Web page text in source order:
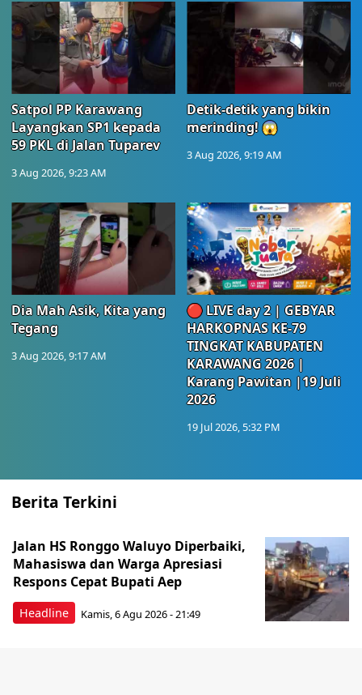
Satpol PP Karawang
Layangkan SP1 kepada
59 PKL di Jalan Tuparev
3 Aug 2026, 9:23 AM
Detik-detik yang bikin
merinding! 😱
3 Aug 2026, 9:19 AM
Dia Mah Asik, Kita yang
Tegang
3 Aug 2026, 9:17 AM
🔴 LIVE day 2 | GEBYAR
HARKOPNAS KE-79
TINGKAT KABUPATEN
KARAWANG 2026 |
Karang Pawitan |19 Juli
2026
19 Jul 2026, 5:32 PM
Berita Terkini
Headline
Jalan HS Ronggo Waluyo Diperbaiki,
Mahasiswa dan Warga Apresiasi
Respons Cepat Bupati Aep
Kamis, 6 Agu 2026 - 21:49